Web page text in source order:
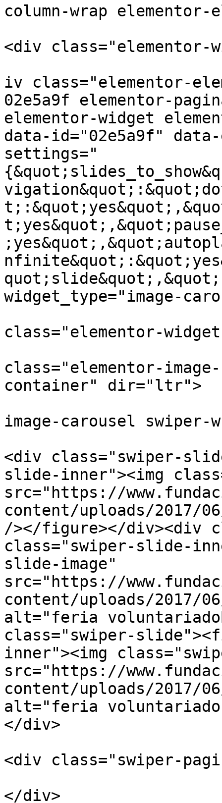
column-wrap elementor-
<div class="elementor-
iv class="elementor-
02e5a9f elementor-
elementor-widget
data-id="02e5a9f"
settings="
widget_type="image-
class="elementor-
class="elementor-
container" dir="ltr">
image-carousel swiper-
<div class="swiper-
slide-inner"><img
src="https://
content/uploads/
/></figure></div><div
class="swiper-slide-
slide-image"
src="https://
content/uploads/2017/
alt="feria
class="swiper-
inner"><img
src="https://
content/uploads/2017/
alt="feria
</div>
<div class="swiper-
</div>